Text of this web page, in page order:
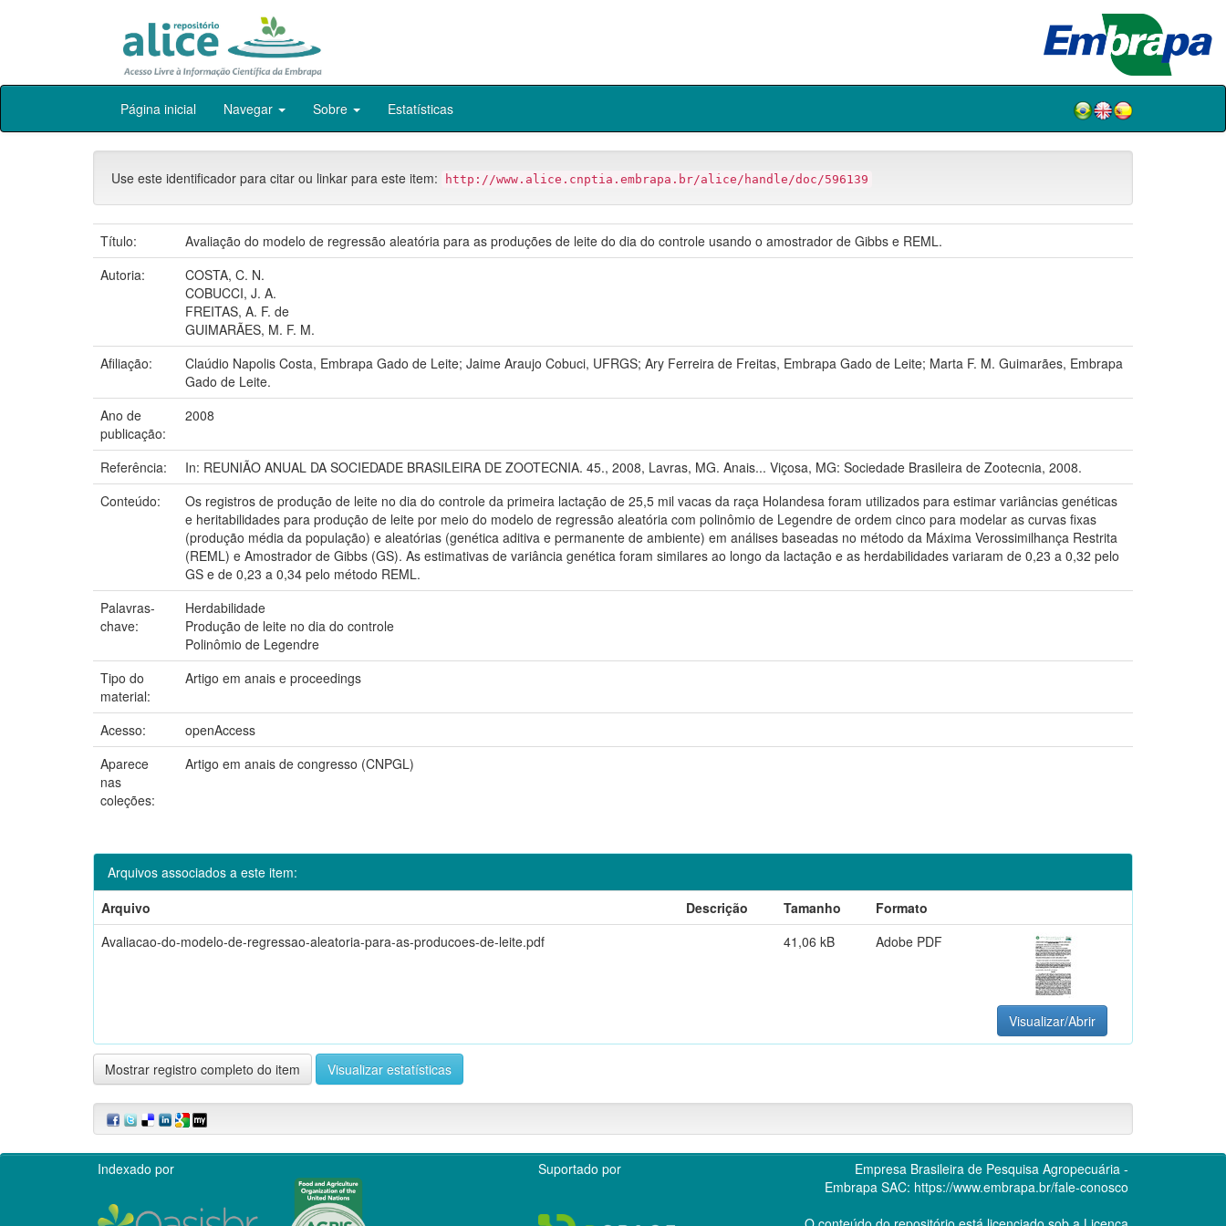
Skip
Página inicial Navegar Sobre Estatísticas
Use este identificador para citar ou linkar para este item: http://www.alice.cnptia.embrapa.br/alice/handle/doc/596139
Título:
Avaliação do modelo de regressão aleatória para as produções de leite do dia do controle usando o amostrador de Gibbs e REML.
Autoria:
COSTA, C. N.
COBUCCI, J. A.
FREITAS, A. F. de
GUIMARÃES, M. F. M.
Afiliação:
Claúdio Napolis Costa, Embrapa Gado de Leite; Jaime Araujo Cobuci, UFRGS; Ary Ferreira de Freitas, Embrapa Gado de Leite; Marta F. M. Guimarães, Embrapa
Gado de Leite.
Ano de
publicação:
2008
Referência:
In: REUNIÃO ANUAL DA SOCIEDADE BRASILEIRA DE ZOOTECNIA. 45., 2008, Lavras, MG. Anais... Viçosa, MG: Sociedade Brasileira de Zootecnia, 2008.
Conteúdo:
Os registros de produção de leite no dia do controle da primeira lactação de 25,5 mil vacas da raça Holandesa foram utilizados para estimar variâncias genéticas
e heritabilidades para produção de leite por meio do modelo de regressão aleatória com polinômio de Legendre de ordem cinco para modelar as curvas fixas
(produção média da população) e aleatórias (genética aditiva e permanente de ambiente) em análises baseadas no método da Máxima Verossimilhança Restrita
(REML) e Amostrador de Gibbs (GS). As estimativas de variância genética foram similares ao longo da lactação e as herdabilidades variaram de 0,23 a 0,32 pelo
GS e de 0,23 a 0,34 pelo método REML.
Palavras-
chave:
Herdabilidade
Produção de leite no dia do controle
Polinômio de Legendre
Tipo do
material:
Artigo em anais e proceedings
Acesso:
openAccess
Aparece
nas
coleções:
Artigo em anais de congresso (CNPGL)
Arquivos associados a este item:
Arquivo
Descrição Tamanho
Formato
Avaliacao-do-modelo-de-regressao-aleatoria-para-as-producoes-de-leite.pdf
41,06 kB Adobe PDF
Visualizar/Abrir
Mostrar registro completo do item Visualizar estatísticas
Indexado por Suportado por
Empresa Brasileira de Pesquisa Agropecuária -
Embrapa SAC: https://www.embrapa.br/fale-conosco